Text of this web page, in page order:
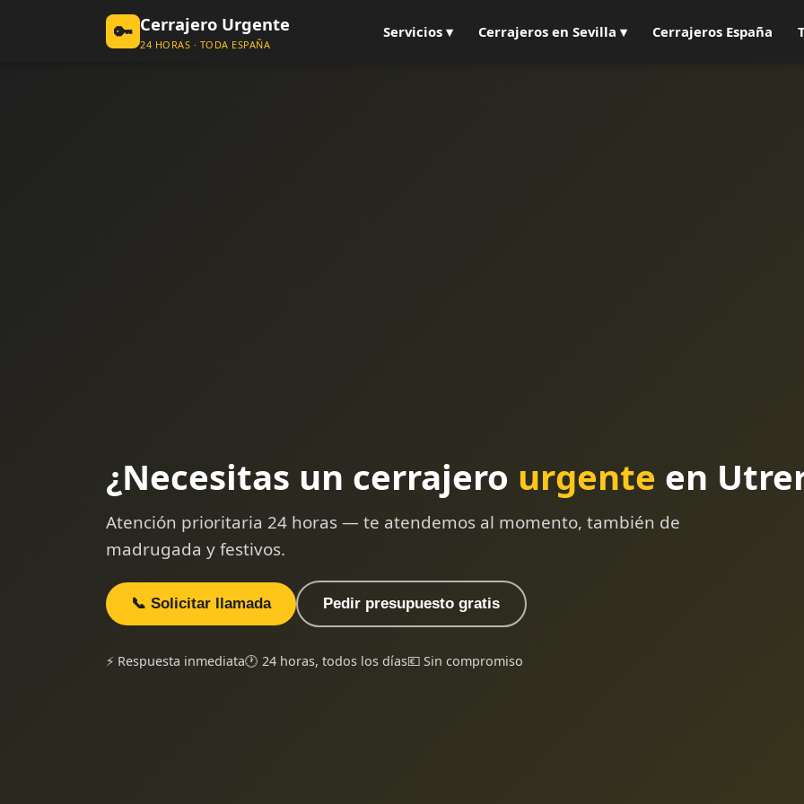
🔑 Cerrajero Urgente
24 HORAS · TODA ESPAÑA
Servicios ▾ Cerrajeros en Sevilla ▾ Cerrajeros España
¿Necesitas un cerrajero urgente en
Atención prioritaria 24 horas — te atendemos al momento, también de
madrugada y festivos.
📞 Solicitar llamada Pedir presupuesto gratis
⚡ Respuesta inmediata🕐 24 horas, todos los días💶 Sin compromiso